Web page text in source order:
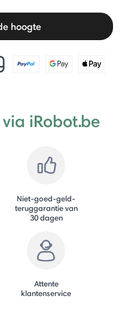
hoogte
iRobot.be
Niet-goed-geld-
teruggarantie van
30 dagen
Attente
klantenservice